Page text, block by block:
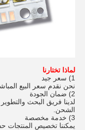
لماذا تختارنا
1) سعر جيد
نحن نقدم سعر البيع
2) ضمان الجودة
لدينا فريق البحث
الشحن.
3) خدمة مخصصة
يمكننا تخصيص المنتجات